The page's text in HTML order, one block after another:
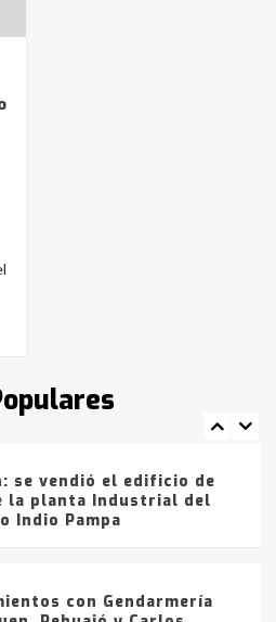
de los combustibles en
desde YPF hasta Axion
Cereales de Bahía
que Agosto vendrá
y heladas, en gran parte
por
de drogas en la
se vendió el edificio de
la planta Industrial del
Indio Pampa
con Gendarmería